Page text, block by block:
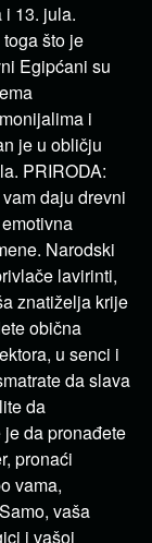
i 13. jula.
što je
Egipćani su
i
je u obličju
PRIRODA:
daju drevni
Narodski
lavirinti,
znatiželja krije
obična
u senci i
da slava
da
da pronađete
pronaći
vama,
vaša
i vašoj